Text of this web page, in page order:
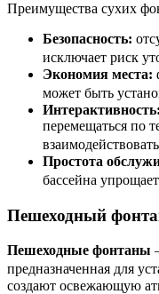
Преимущества сухих
Безопасность:
исключает риск
Экономия места:
может быть
Интерактивность:
перемещаться по
Простота
бассейна
Пешеходный
Пешеходные фонтаны
предназначенная для
создают освежающую